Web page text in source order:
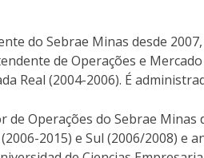
do Sebrae Minas desde
de Operações e Mercado
Real (2004-2006). É
Operações do Sebrae Minas
2015) e Sul (2006/2008) e